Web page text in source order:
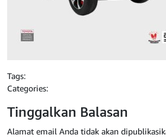
Tags:
Categories:
Tinggalkan Balasan
Alamat email Anda tidak akan